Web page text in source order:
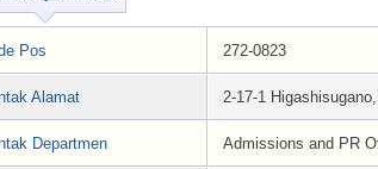
Pos 272-0823
Alamat 2-17-1
Departmen Admissions and PR